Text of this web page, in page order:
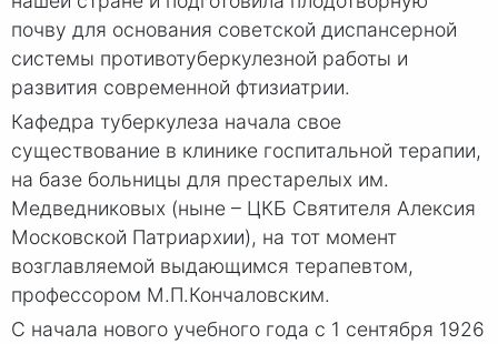
почву для основания советской диспансерной
системы противотуберкулезной работы и
развития современной фтизиатрии.
Кафедра туберкулеза начала свое
существование в клинике госпитальной терапии,
на базе больницы для престарелых им.
Медведниковых (ныне – ЦКБ Святителя Алексия
Московской Патриархии), на тот момент
возглавляемой выдающимся терапевтом,
профессором М.П.Кончаловским.
С начала нового учебного года с 1 сентября 1926